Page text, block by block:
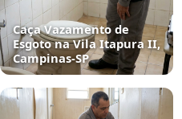
Caça Vazamento de
Esgoto na Vila Itapura II,
Campinas‑SP